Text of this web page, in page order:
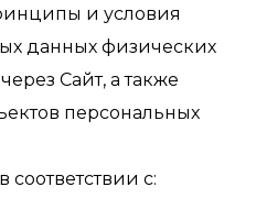
и условия
данных физических
Сайт, а также
персональных
соответствии с: